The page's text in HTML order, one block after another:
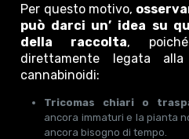
Per questo motivo,
può darci un’ idea su
della raccolta,
direttamente legata
cannabinoidi:
Tricomas chiari o
ancora immaturi e la pianta
ancora bisogno di tempo.